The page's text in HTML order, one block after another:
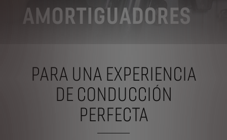
AMORTIGUADORES
PARA UNA EXPERIENCIA
DE CONDUCCIÓN
PERFECTA